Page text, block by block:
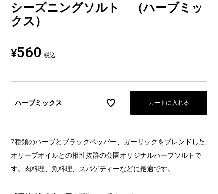
シーズニングソルト （ハーブミッ
クス）
¥560 税込
ハーブミックス カートに入れる
7種類のハーブとブラックペッパー、ガーリックをブレンドした
オリーブオイルとの相性抜群の公園オリジナルハーブソルトで
す。肉料理、魚料理、スパゲティーなどに最適です。